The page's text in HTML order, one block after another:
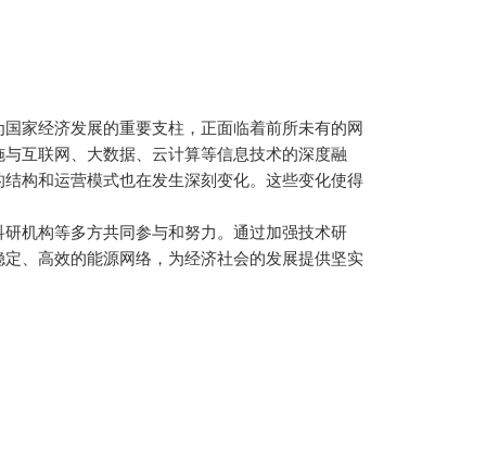
家经济发展的重要支柱，正面临着前所未有的网
互联网、大数据、云计算等信息技术的深度融
构和运营模式也在发生深刻变化。这些变化使得
机构等多方共同参与和努力。通过加强技术研
、高效的能源网络，为经济社会的发展提供坚实